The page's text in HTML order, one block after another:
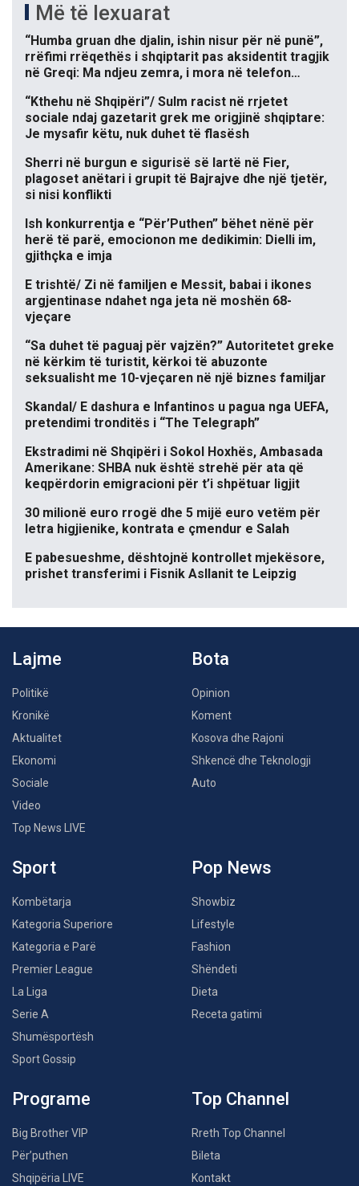
Më të lexuarat
“Humba gruan dhe djalin, ishin nisur për në punë”,
rrëfimi rrëqethës i shqiptarit pas aksidentit tragjik
në Greqi: Ma ndjeu zemra, i mora në telefon…
“Kthehu në Shqipëri”/ Sulm racist në rrjetet
sociale ndaj gazetarit grek me origjinë shqiptare:
Je mysafir këtu, nuk duhet të flasësh
Sherri në burgun e sigurisë së lartë në Fier,
plagoset anëtari i grupit të Bajrajve dhe një tjetër,
si nisi konflikti
Ish konkurrentja e “Për’Puthen” bëhet nënë për
herë të parë, emocionon me dedikimin: Dielli im,
gjithçka e imja
E trishtë/ Zi në familjen e Messit, babai i ikones
argjentinase ndahet nga jeta në moshën 68-
vjeçare
“Sa duhet të paguaj për vajzën?” Autoritetet greke
në kërkim të turistit, kërkoi të abuzonte
seksualisht me 10-vjeçaren në një biznes familjar
Skandal/ E dashura e Infantinos u pagua nga UEFA,
pretendimi tronditës i “The Telegraph”
Ekstradimi në Shqipëri i Sokol Hoxhës, Ambasada
Amerikane: SHBA nuk është strehë për ata që
keqpërdorin emigracioni për t’i shpëtuar ligjit
30 milionë euro rrogë dhe 5 mijë euro vetëm për
letra higjienike, kontrata e çmendur e Salah
E pabesueshme, dështojnë kontrollet mjekësore,
prishet transferimi i Fisnik Asllanit te Leipzig
Lajme
Politikë
Kronikë
Aktualitet
Ekonomi
Sociale
Video
Top News LIVE
Bota
Opinion
Koment
Kosova dhe Rajoni
Shkencë dhe Teknologji
Auto
Sport
Kombëtarja
Kategoria Superiore
Kategoria e Parë
Premier League
La Liga
Serie A
Shumësportësh
Sport Gossip
Pop News
Showbiz
Lifestyle
Fashion
Shëndeti
Dieta
Receta gatimi
Programe
Big Brother VIP
Për’puthen
Shqipëria LIVE
Top Channel
Rreth Top Channel
Bileta
Kontakt